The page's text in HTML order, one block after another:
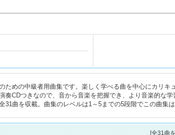
めの中級者用曲集です。楽しく学べる曲を中心にカリキ
CDつきなので、音から音楽を把握でき、より音楽的な学
曲を収載。曲集のレベルは1～5までの5段階でこの曲集
[全31曲